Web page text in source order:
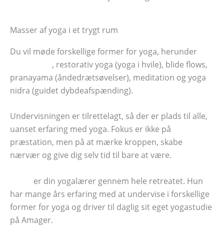
Masser af yoga i et trygt rum
Du vil møde forskellige former for yoga, herunder
, restorativ yoga (yoga i hvile), blide flows,
pranayama (åndedrætsøvelser), meditation og yoga
nidra (guidet dybdeafspænding).
Undervisningen er tilrettelagt, så der er plads til alle,
uanset erfaring med yoga. Fokus er ikke på
præstation, men på at mærke kroppen, skabe
nærvær og give dig selv tid til bare at være.
er din yogalærer gennem hele retreatet. Hun
har mange års erfaring med at undervise i forskellige
former for yoga og driver til daglig sit eget yogastudie
på Amager.